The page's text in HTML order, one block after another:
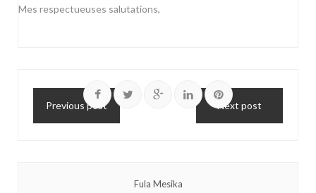
Mes respectueuses salutations,
Previous post Next post
Fula Mesika